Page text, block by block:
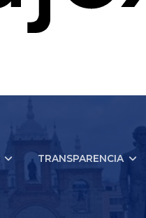
TRANSPARENCIA